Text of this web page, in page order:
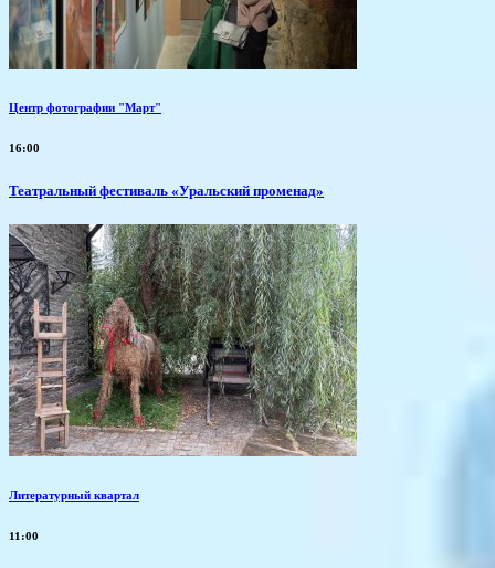
Центр фотографии "Март"
16:00
Театральный фестиваль «Уральский променад»
Литературный квартал
11:00